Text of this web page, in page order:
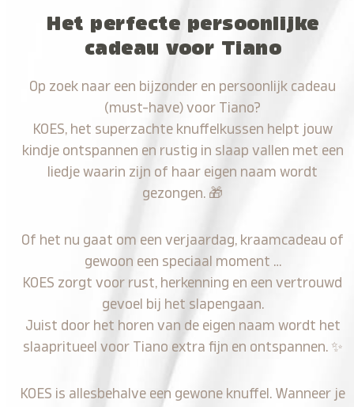
Het perfecte persoonlijke
cadeau voor Tiano
Op zoek naar een bijzonder en persoonlijk cadeau
(must-have) voor Tiano?
KOES, het superzachte knuffelkussen helpt jouw
kindje ontspannen en rustig in slaap vallen met een
liedje waarin zijn of haar eigen naam wordt
gezongen. 🎁
Of het nu gaat om een verjaardag, kraamcadeau of
gewoon een speciaal moment …
KOES zorgt voor rust, herkenning en een vertrouwd
gevoel bij het slapengaan.
Juist door het horen van de eigen naam wordt het
slaapritueel voor Tiano extra fijn en ontspannen. ✨
KOES is allesbehalve een gewone knuffel. Wanneer je